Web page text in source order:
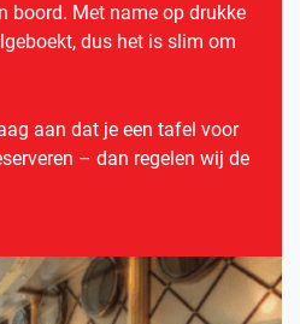
boord. Met name op drukke
dus het is slim om
aan dat je een tafel voor
– dan regelen wij de